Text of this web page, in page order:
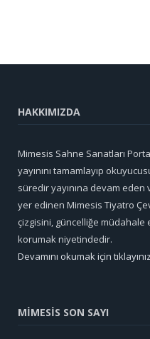
HAKKIMIZDA
Mimesis Sahne Sanatları
yayınını tamamlayıp
süredir yayınına devam
yer edinen Mimesis Tiyatro
çizgisini, güncelliğe müdahale
korumak niyetindedir.
Devamını okumak için
MİMESİS SON SAYI